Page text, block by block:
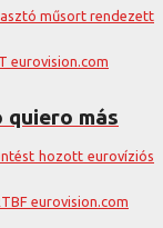
műsort rendezett
quiero más
hozott eurovíziós